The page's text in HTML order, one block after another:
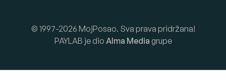
© 1997-2026 MojPosao. Sva prava pridržana!
PAYLAB je dio Alma Media grupe